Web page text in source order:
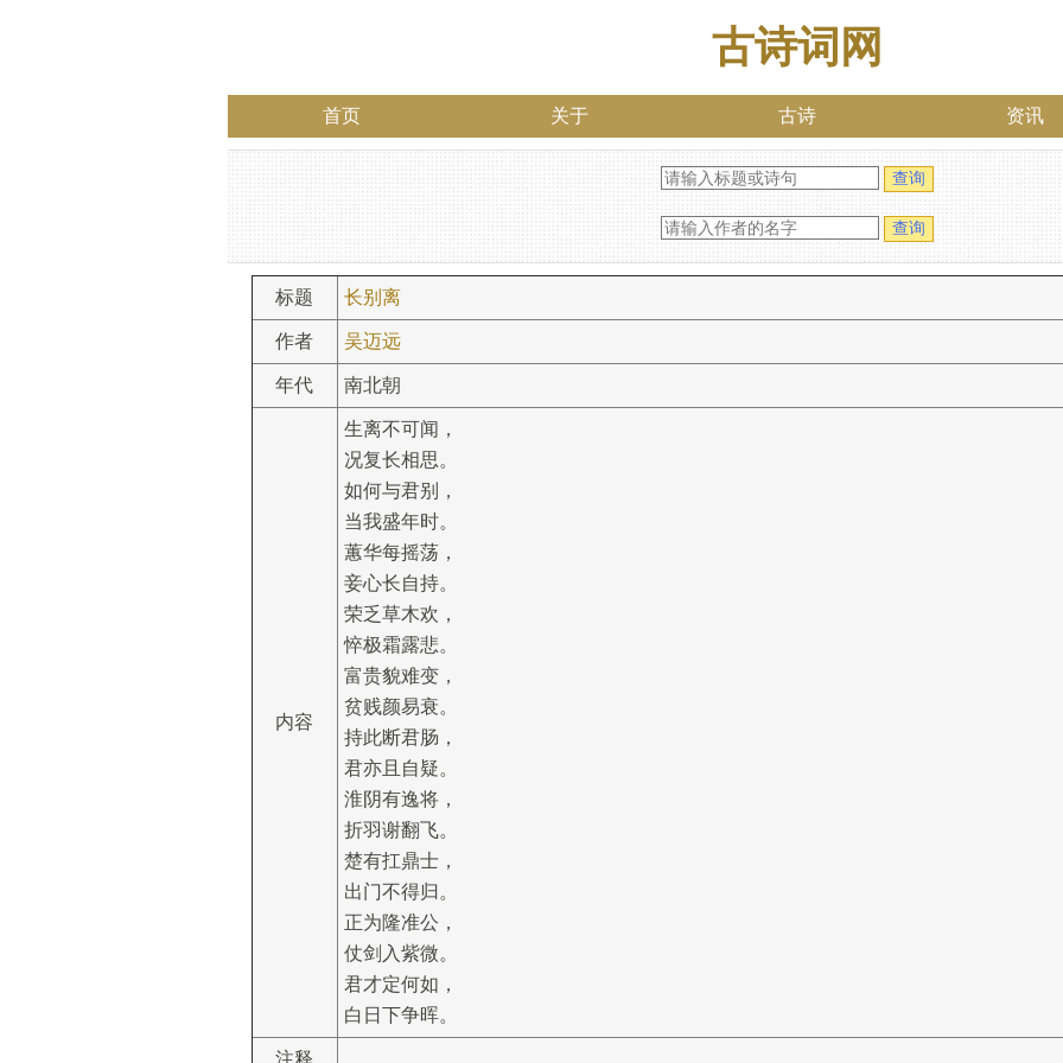
古诗词网
首页 关于 古诗 资讯
标题 长别离
作者 吴迈远
年代 南北朝
内容
生离不可闻，
况复长相思。
如何与君别，
当我盛年时。
蕙华每摇荡，
妾心长自持。
荣乏草木欢，
悴极霜露悲。
富贵貌难变，
贫贱颜易衰。
持此断君肠，
君亦且自疑。
淮阴有逸将，
折羽谢翻飞。
楚有扛鼎士，
出门不得归。
正为隆准公，
仗剑入紫微。
君才定何如，
白日下争晖。
注释